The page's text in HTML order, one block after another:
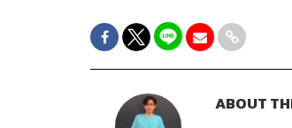
ABOUT